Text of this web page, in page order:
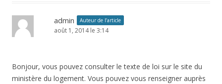
admin Auteur de l’article
août 1, 2014 le 3:14
Bonjour, vous pouvez consulter le texte de loi sur le site du
ministère du logement. Vous pouvez vous renseigner auprès